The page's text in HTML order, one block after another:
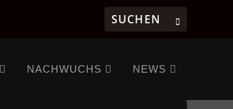
NACHWUCHS NEWS